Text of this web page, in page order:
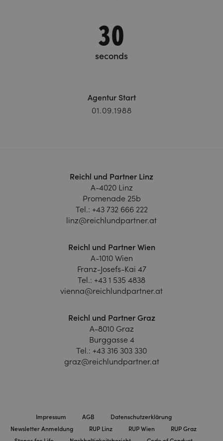
30
seconds
Agentur Start
01.09.1988
Reichl und Partner Linz
A-4020 Linz
Promenade 25b
Tel.: +43 732 666 222
linz@reichlundpartner.at
Reichl und Partner Wien
A-1010 Wien
Franz-Josefs-Kai 47
Tel.: +43 1 535 4838
vienna@reichlundpartner.at
Reichl und Partner Graz
A-8010 Graz
Burggasse 4
Tel.: +43 316 303 330
graz@reichlundpartner.at
Impressum AGB
Datenschutzerklärung
Newsletter Anmeldung
RUP Linz RUP Wien
RUP Graz